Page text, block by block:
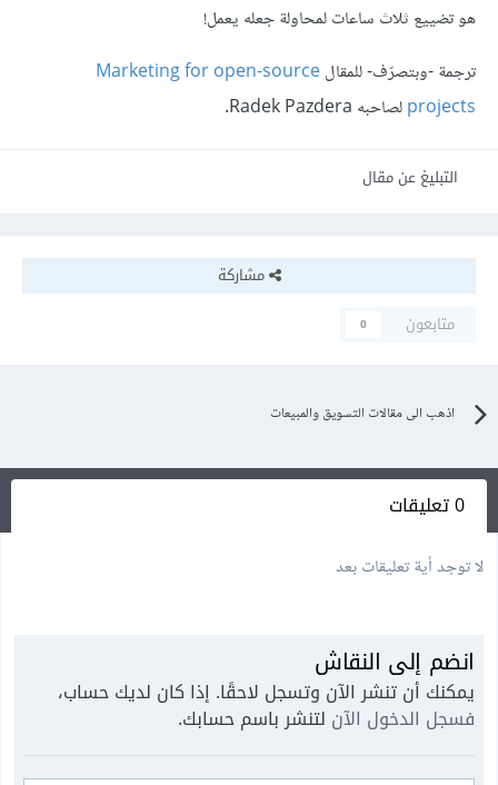
هو تضييع ثلاث ساعات لمحاولة جعله يعمل!
ترجمة -وبتصرّف- للمقالMarketing for open-source
projectsلصاحبه Radek Pazdera.
التبليغ عن مقال
مشاركة
متابعون
0
اذهب الى مقالات التسويق والمبيعات
0 تعليقات
لا توجد أية تعليقات بعد
انضم إلى النقاش
يمكنك أن تنشر الآن وتسجل لاحقًا. إذا كان لديك حساب،
فسجل الدخول الآن لتنشر باسم حسابك.